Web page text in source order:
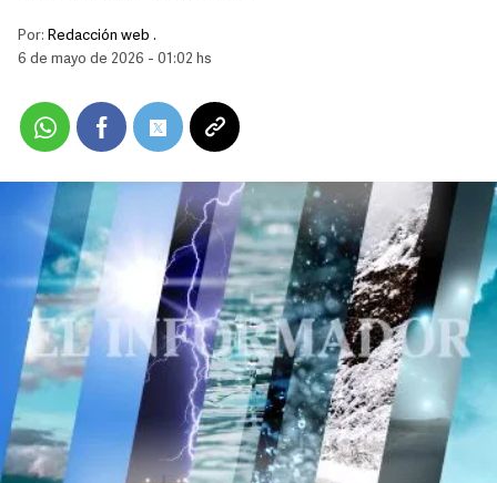
Por: Redacción web .
6 de mayo de 2026 - 01:02 hs